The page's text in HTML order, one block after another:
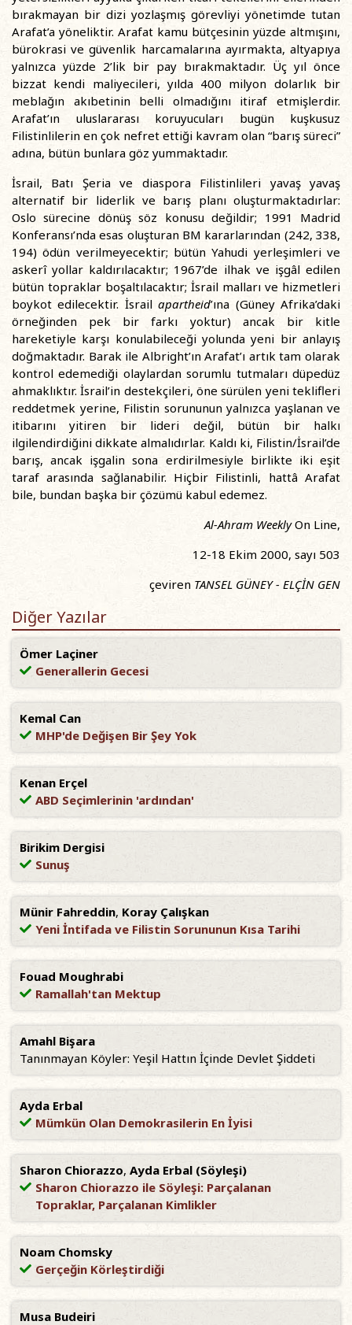
bırakmayan bir dizi yozlaşmış görevliyi yönetimde tutan
Arafat’a yöneliktir. Arafat kamu bütçesinin yüzde altmışını,
bürokrasi ve güvenlik harcamalarına ayırmakta, altyapıya
yalnızca yüzde 2’lik bir pay bırakmaktadır. Üç yıl önce
bizzat kendi maliyecileri, yılda 400 milyon dolarlık bir
meblağın akıbetinin belli olmadığını itiraf etmişlerdir.
Arafat’ın uluslararası koruyucuları bugün kuşkusuz
Filistinlilerin en çok nefret ettiği kavram olan “barış süreci”
adına, bütün bunlara göz yummaktadır.
İsrail, Batı Şeria ve diaspora Filistinlileri yavaş yavaş
alternatif bir liderlik ve barış planı oluşturmaktadırlar:
Oslo sürecine dönüş söz konusu değildir; 1991 Madrid
Konferansı’nda esas oluşturan BM kararlarından (242, 338,
194) ödün verilmeyecektir; bütün Yahudi yerleşimleri ve
askerî yollar kaldırılacaktır; 1967’de ilhak ve işgâl edilen
bütün topraklar boşaltılacaktır; İsrail malları ve hizmetleri
boykot edilecektir. İsrailapartheid’ına (Güney Afrika’daki
örneğinden pek bir farkı yoktur) ancak bir kitle
hareketiyle karşı konulabileceği yolunda yeni bir anlayış
doğmaktadır. Barak ile Albright’ın Arafat’ı artık tam olarak
kontrol edemediği olaylardan sorumlu tutmaları düpedüz
ahmaklıktır. İsrail’in destekçileri, öne sürülen yeni teklifleri
reddetmek yerine, Filistin sorununun yalnızca yaşlanan ve
itibarını yitiren bir lideri değil, bütün bir halkı
ilgilendirdiğini dikkate almalıdırlar. Kaldı ki, Filistin/İsrail’de
barış, ancak işgalin sona erdirilmesiyle birlikte iki eşit
taraf arasında sağlanabilir. Hiçbir Filistinli, hattâ Arafat
bile, bundan başka bir çözümü kabul edemez.
Al-Ahram WeeklyOn Line,
12-18 Ekim 2000, sayı 503
çeviren TANSEL GÜNEY - ELÇİN GEN
Diğer Yazılar
Ömer Laçiner
Generallerin Gecesi
Kemal Can
MHP'de Değişen Bir Şey Yok
Kenan Erçel
ABD Seçimlerinin 'ardından'
Birikim Dergisi
Sunuş
Münir Fahreddin, Koray Çalışkan
Yeni İntifada ve Filistin Sorununun Kısa Tarihi
Fouad Moughrabi
Ramallah'tan Mektup
Amahl Bişara
Tanınmayan Köyler: Yeşil Hattın İçinde Devlet Şiddeti
Ayda Erbal
Mümkün Olan Demokrasilerin En İyisi
Sharon Chiorazzo, Ayda Erbal (Söyleşi)
Sharon Chiorazzo ile Söyleşi: Parçalanan
Topraklar, Parçalanan Kimlikler
Noam Chomsky
Gerçeğin Körleştirdiği
Musa Budeiri